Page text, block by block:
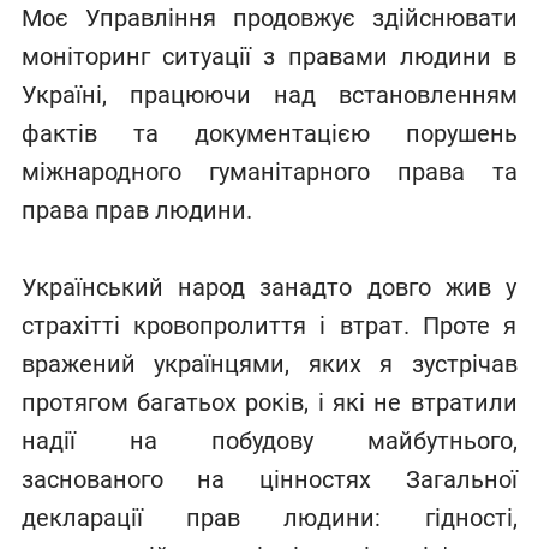
Моє Управління продовжує здійснювати
моніторинг ситуації з правами людини в
Україні, працюючи над встановленням
фактів та документацією порушень
міжнародного гуманітарного права та
права прав людини.
Український народ занадто довго жив у
страхітті кровопролиття і втрат. Проте я
вражений українцями, яких я зустрічав
протягом багатьох років, і які не втратили
надії на побудову майбутнього,
заснованого на цінностях Загальної
декларації прав людини: гідності,